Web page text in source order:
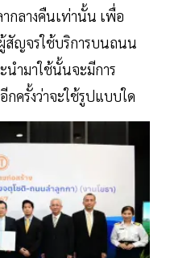
ากลางคืนเท่านั้น เพื่อ
สัญจรใช้บริการบนถนน
นำมาใช้นั้นจะมีการ
ครั้งว่าจะใช้รูปแบบใด